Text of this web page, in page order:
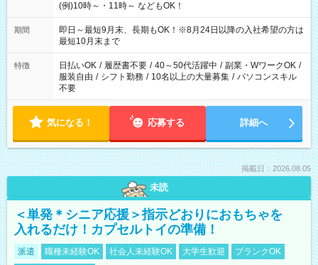
(例)10時～・11時～ などもOK！
期間
即日～最短9月末、長期もOK！※8月24日以降の入社希望の方は
最短10月末まで
特徴 日払いOK / 履歴書不要 / 40～50代活躍中 / 副業・WワークOK /
服装自由 / シフト勤務 / 10名以上の大量募集 / パソコンスキル
不要
気になる！ 応募する 詳細へ
掲載日：2026.08.05
未読
＜単発＊シニア応援＞指示どおりにおもちゃを
入れるだけ！カプセルトイの準備！
派遣 職種未経験OK 社会人未経験OK 大学生歓迎
ブランクOK